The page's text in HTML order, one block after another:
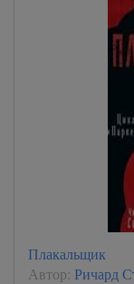
Плакальщик
Автор: Ричард